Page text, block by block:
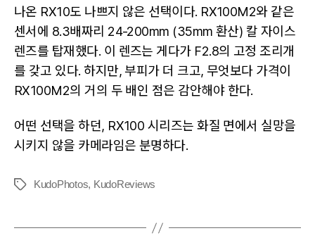
나온 RX10도 나쁘지 않은 선택이다. RX100M2와 같은
센서에 8.3배짜리 24-200mm (35mm 환산) 칼 자이스
렌즈를 탑재했다. 이 렌즈는 게다가 F2.8의 고정 조리개
를 갖고 있다. 하지만, 부피가 더 크고, 무엇보다 가격이
RX100M2의 거의 두 배인 점은 감안해야 한다.
어떤 선택을 하던, RX100 시리즈는 화질 면에서 실망을
시키지 않을 카메라임은 분명하다.
Tags KudoPhotos, KudoReviews